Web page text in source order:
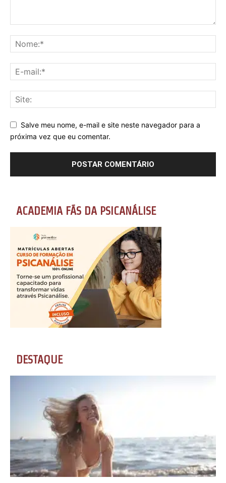
Salve meu nome, e-mail e site neste navegador para a
próxima vez que eu comentar.
ACADEMIA FÃS DA PSICANÁLISE
DESTAQUE